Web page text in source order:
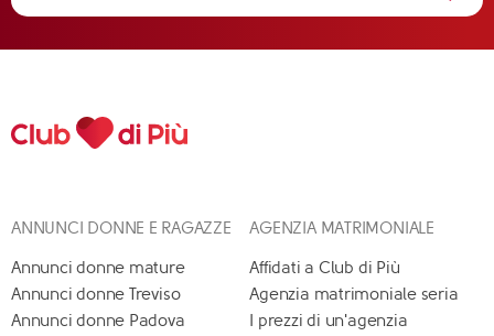
ANNUNCI DONNE E RAGAZZE
Annunci donne mature
Annunci donne Treviso
Annunci donne Padova
AGENZIA MATRIMONIALE
Affidati a Club di Più
Agenzia matrimoniale seria
I prezzi di un'agenzia